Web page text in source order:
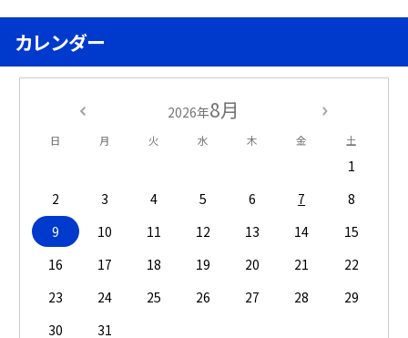
カレンダー
2026年8月
日 月 火 水 木 金 土
1
2
3 4 5 6 7
8
9
10 11 12 13 14
15
16
17 18 19 20 21
22
23
24 25 26 27 28
29
30
31